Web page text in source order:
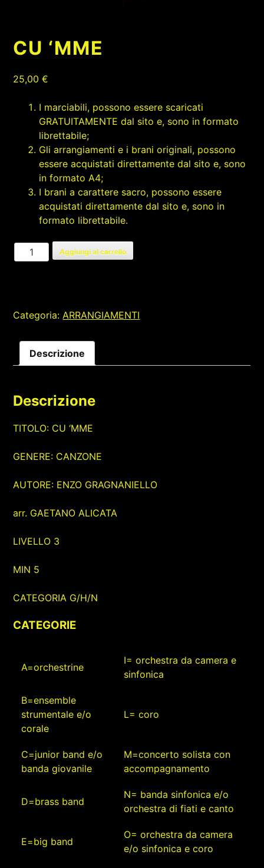
CU ‘MME
25,00€
I marciabili, possono essere scaricati
GRATUITAMENTE dal sito e, sono in formato
librettabile;
Gli arrangiamenti e i brani originali, possono
essere acquistati direttamente dal sito e, sono
in formato A4;
I brani a carattere sacro, possono essere
acquistati direttamente dal sito e, sono in
formato librettabile.
'MME
Aggiungi al carrello
Categoria:ARRANGIAMENTI
Descrizione
Descrizione
TITOLO: CU ‘MME
GENERE: CANZONE
AUTORE: ENZO GRAGNANIELLO
arr. GAETANO ALICATA
LIVELLO 3
MIN 5
CATEGORIA G/H/N
CATEGORIE
A=orchestrine
I= orchestra da camera e
sinfonica
B=ensemble
strumentale e/o
corale
L= coro
C=junior band e/o
banda giovanile
M=concerto solista con
accompagnamento
D=brass band
N= banda sinfonica e/o
orchestra di fiati e canto
E=big band
O= orchestra da camera
e/o sinfonica e coro